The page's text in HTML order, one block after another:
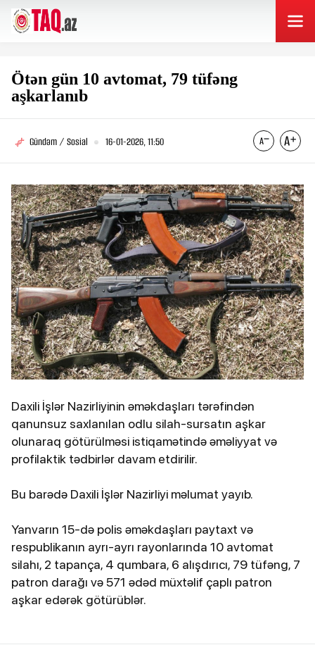
Ötən gün 10 avtomat, 79 tüfəng
aşkarlanıb
Gündəm / Sosial 16-01-2026, 11:50
Daxili İşlər Nazirliyinin əməkdaşları tərəfindən
qanunsuz saxlanılan odlu silah-sursatın aşkar
olunaraq götürülməsi istiqamətində əməliyyat və
profilaktik tədbirlər davam etdirilir.
Bu barədə Daxili İşlər Nazirliyi məlumat yayıb.
Yanvarın 15-də polis əməkdaşları paytaxt və
respublikanın ayrı-ayrı rayonlarında 10 avtomat
silahı, 2 tapança, 4 qumbara, 6 alışdırıcı, 79 tüfəng, 7
patron darağı və 571 ədəd müxtəlif çaplı patron
aşkar edərək götürüblər.